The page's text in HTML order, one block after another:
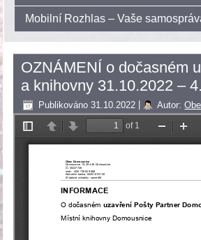
Mobilní Rozhlas – Vaše
OZNÁMENÍ o dočasném
a knihovny 31.10.2022 –
Publikováno 31.10.2022 Autor: